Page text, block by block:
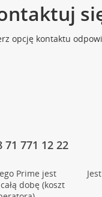
opcję kontaktu
71 771 12 22
Prime jest
dobę (koszt